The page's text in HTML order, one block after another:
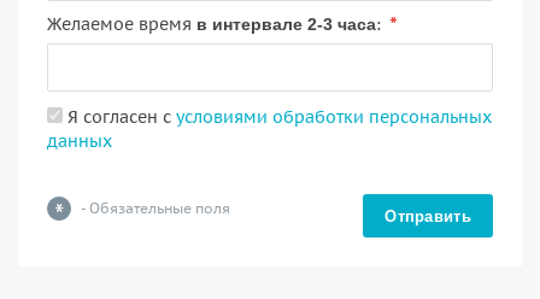
Желаемое время в интервале 2-3 часа: *
Я согласен с условиями обработки персональных
данных
* - Обязательные поля Отправить